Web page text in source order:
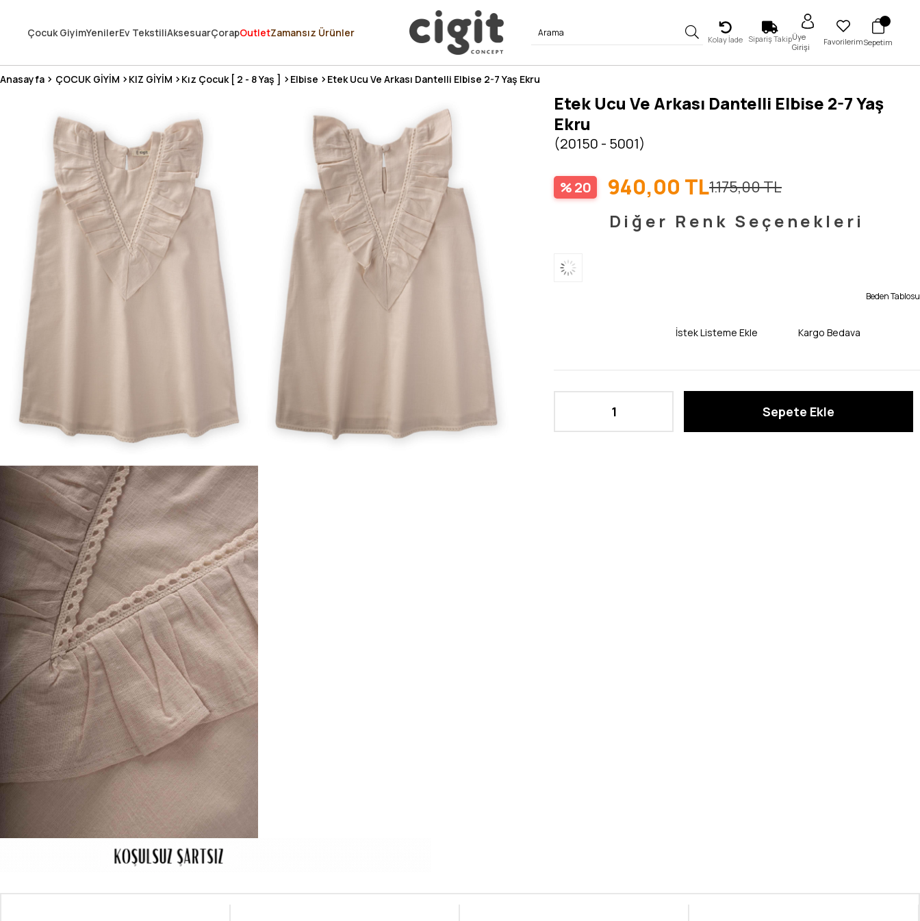
3 MİLYONDAN FAZLA MUTLU MÜŞTERİ ❤️ 10 MİLYON ÜRÜN
Çocuk GiyimYenilerEv TekstiliAksesuarÇorapOutletZamansız Ürünler
Kolay İade Sipariş TakipÜye
Girişi
FavorilerimSepetim
Anasayfa ÇOCUK GİYİM KIZ GİYİM Kız Çocuk [ 2 - 8 Yaş ] Elbise Etek Ucu Ve Arkası Dantelli Elbise 2-7 Yaş Ekru
Etek Ucu Ve Arkası Dantelli Elbise 2-7 Yaş
Ekru
(20150 - 5001)
20 1.175,00 TL
940,00 TL
Diğer Renk Seçenekleri
Beden Tablosu
İstek Listeme Ekle Kargo Bedava